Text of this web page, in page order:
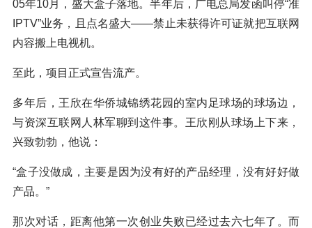
05年10月，盛大盒子落地。半年后，广电总局发函叫停“准
IPTV”业务，且点名盛大——禁止未获得许可证就把互联网
内容搬上电视机。
至此，项目正式宣告流产。
多年后，王欣在华侨城锦绣花园的室内足球场的球场边，
与资深互联网人林军聊到这件事。王欣刚从球场上下来，
兴致勃勃，他说：
“盒子没做成，主要是因为没有好的产品经理，没有好好做
产品。”
那次对话，距离他第一次创业失败已经过去六七年了。而